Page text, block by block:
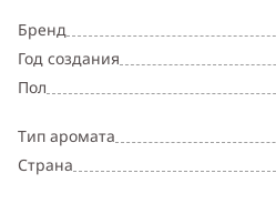
Бренд
Год создания
Пол
Тип аромата
Страна